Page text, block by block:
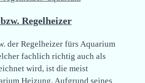
Regelheizer
der Regelheizer fürs Aquarium
fachlich richtig auch als
wird, ist die meist
Heizung. Aufgrund seines